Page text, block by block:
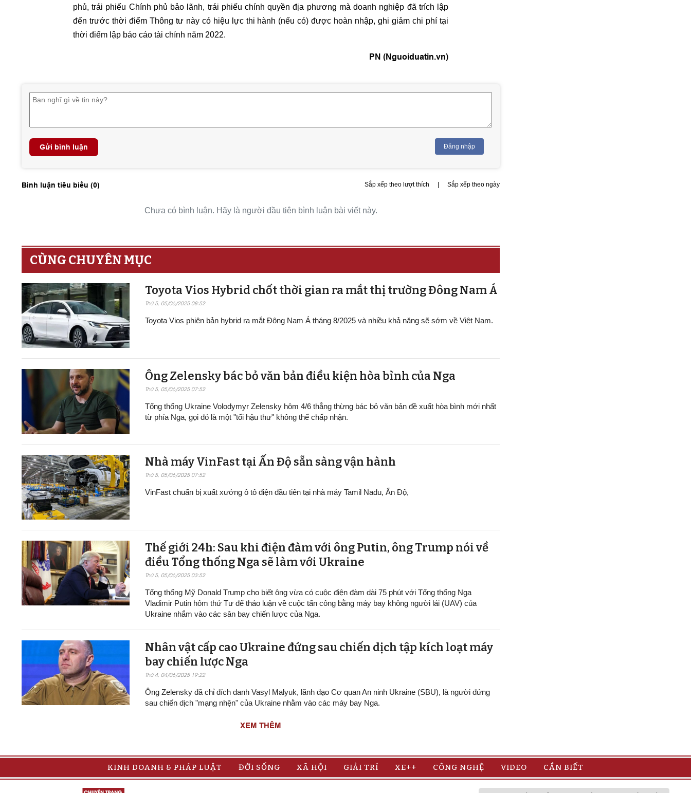
phủ, trái phiếu Chính phủ bảo lãnh, trái phiếu chính quyền địa phương mà doanh nghiệp đã trích lập
đến trước thời điểm Thông tư này có hiệu lực thi hành (nếu có) được hoàn nhập, ghi giảm chi phí tại
thời điểm lập báo cáo tài chính năm 2022.
PN (Nguoiduatin.vn)
Gửi bình luận Đăng nhập
Bình luận tiêu biểu (0) Sắp xếp theo lượt thích | Sắp xếp theo ngày
Chưa có bình luận. Hãy là người đầu tiên bình luận bài viết này.
CÙNG CHUYÊN MỤC
Toyota Vios Hybrid chốt thời gian ra mắt thị trường Đông Nam Á
Thứ 5, 05/06/2025 08:52
Toyota Vios phiên bản hybrid ra mắt Đông Nam Á tháng 8/2025 và nhiều khả năng sẽ sớm về Việt Nam.
Ông Zelensky bác bỏ văn bản điều kiện hòa bình của Nga
Thứ 5, 05/06/2025 07:52
Tổng thống Ukraine Volodymyr Zelensky hôm 4/6 thẳng thừng bác bỏ văn bản đề xuất hòa bình mới nhất
từ phía Nga, gọi đó là một "tối hậu thư" không thể chấp nhận.
Nhà máy VinFast tại Ấn Độ sẵn sàng v​​​​​​​ận hành
Thứ 5, 05/06/2025 07:52
VinFast chuẩn bị xuất xưởng ô tô điện đầu tiên tại nhà máy Tamil Nadu, Ấn Độ,
Thế giới 24h: Sau khi điện đàm với ông Putin, ông Trump nói về
điều Tổng thống Nga sẽ làm với Ukraine
Thứ 5, 05/06/2025 03:52
Tổng thống Mỹ Donald Trump cho biết ông vừa có cuộc điện đàm dài 75 phút với Tổng thống Nga
Vladimir Putin hôm thứ Tư để thảo luận về cuộc tấn công bằng máy bay không người lái (UAV) của
Ukraine nhắm vào các sân bay chiến lược của Nga.
Nhân vật cấp cao Ukraine đứng sau chiến dịch tập kích loạt máy
bay chiến lược Nga
Thứ 4, 04/06/2025 19:22
Ông Zelensky đã chỉ đích danh Vasyl Malyuk, lãnh đạo Cơ quan An ninh Ukraine (SBU), là người đứng
sau chiến dịch "mạng nhện" của Ukraine nhằm vào các máy bay Nga.
XEM THÊM
KINH DOANH & PHÁP LUẬT ĐỜI SỐNG XÃ HỘI GIẢI TRÍ XE++ CÔNG NGHỆ VIDEO CẦN BIẾT